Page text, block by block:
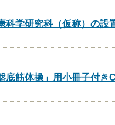
科学研究科（仮称）の設
底筋体操」用小冊子付き